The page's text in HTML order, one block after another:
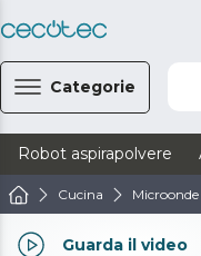
Categorie
Robot aspirapolvere
Cucina Microonde
Guarda il video